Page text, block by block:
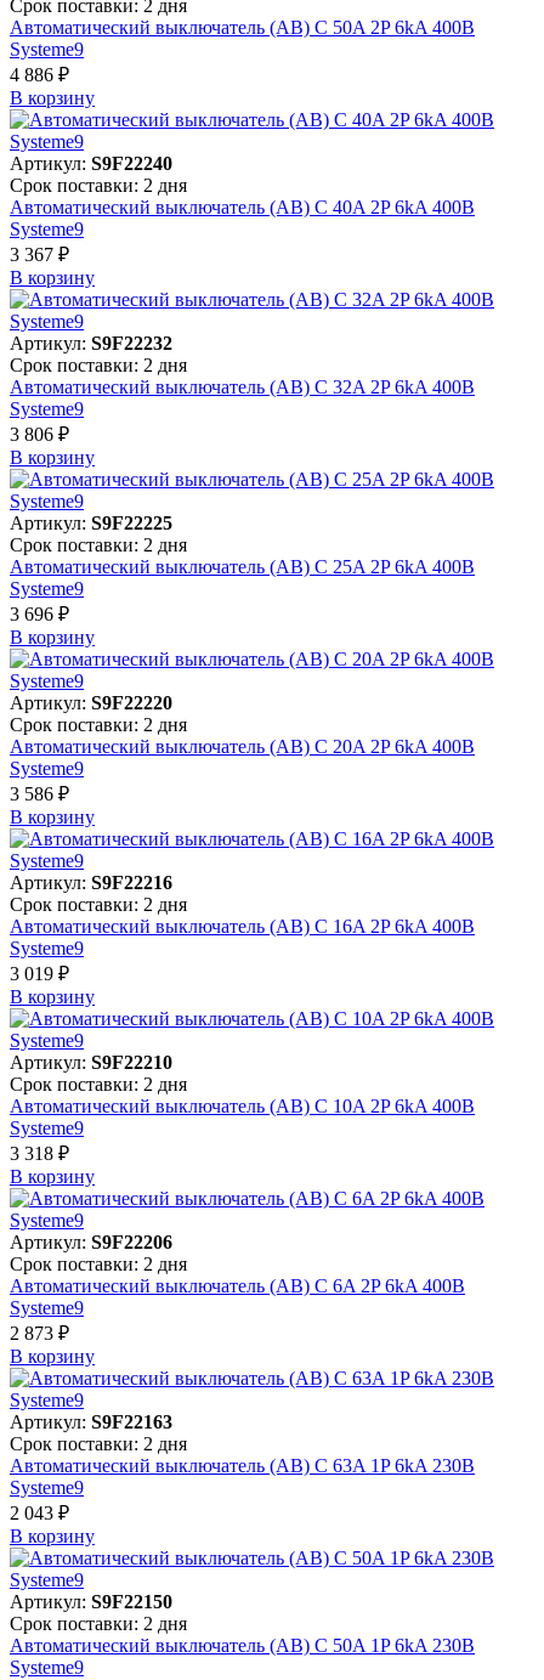
Срок поставки: 2 дня
Автоматический выключатель (АВ) C 50A 2P 6kA 400В
Systeme9
4 886 ₽
В корзинy
Артикул: S9F22240
Срок поставки: 2 дня
Автоматический выключатель (АВ) C 40A 2P 6kA 400В
Systeme9
3 367 ₽
В корзинy
Артикул: S9F22232
Срок поставки: 2 дня
Автоматический выключатель (АВ) C 32A 2P 6kA 400В
Systeme9
3 806 ₽
В корзинy
Артикул: S9F22225
Срок поставки: 2 дня
Автоматический выключатель (АВ) C 25A 2P 6kA 400В
Systeme9
3 696 ₽
В корзинy
Артикул: S9F22220
Срок поставки: 2 дня
Автоматический выключатель (АВ) C 20A 2P 6kA 400В
Systeme9
3 586 ₽
В корзинy
Артикул: S9F22216
Срок поставки: 2 дня
Автоматический выключатель (АВ) C 16A 2P 6kA 400В
Systeme9
3 019 ₽
В корзинy
Артикул: S9F22210
Срок поставки: 2 дня
Автоматический выключатель (АВ) C 10A 2P 6kA 400В
Systeme9
3 318 ₽
В корзинy
Артикул: S9F22206
Срок поставки: 2 дня
Автоматический выключатель (АВ) C 6A 2P 6kA 400В
Systeme9
2 873 ₽
В корзинy
Артикул: S9F22163
Срок поставки: 2 дня
Автоматический выключатель (АВ) C 63A 1P 6kA 230В
Systeme9
2 043 ₽
В корзинy
Артикул: S9F22150
Срок поставки: 2 дня
Автоматический выключатель (АВ) C 50A 1P 6kA 230В
Systeme9